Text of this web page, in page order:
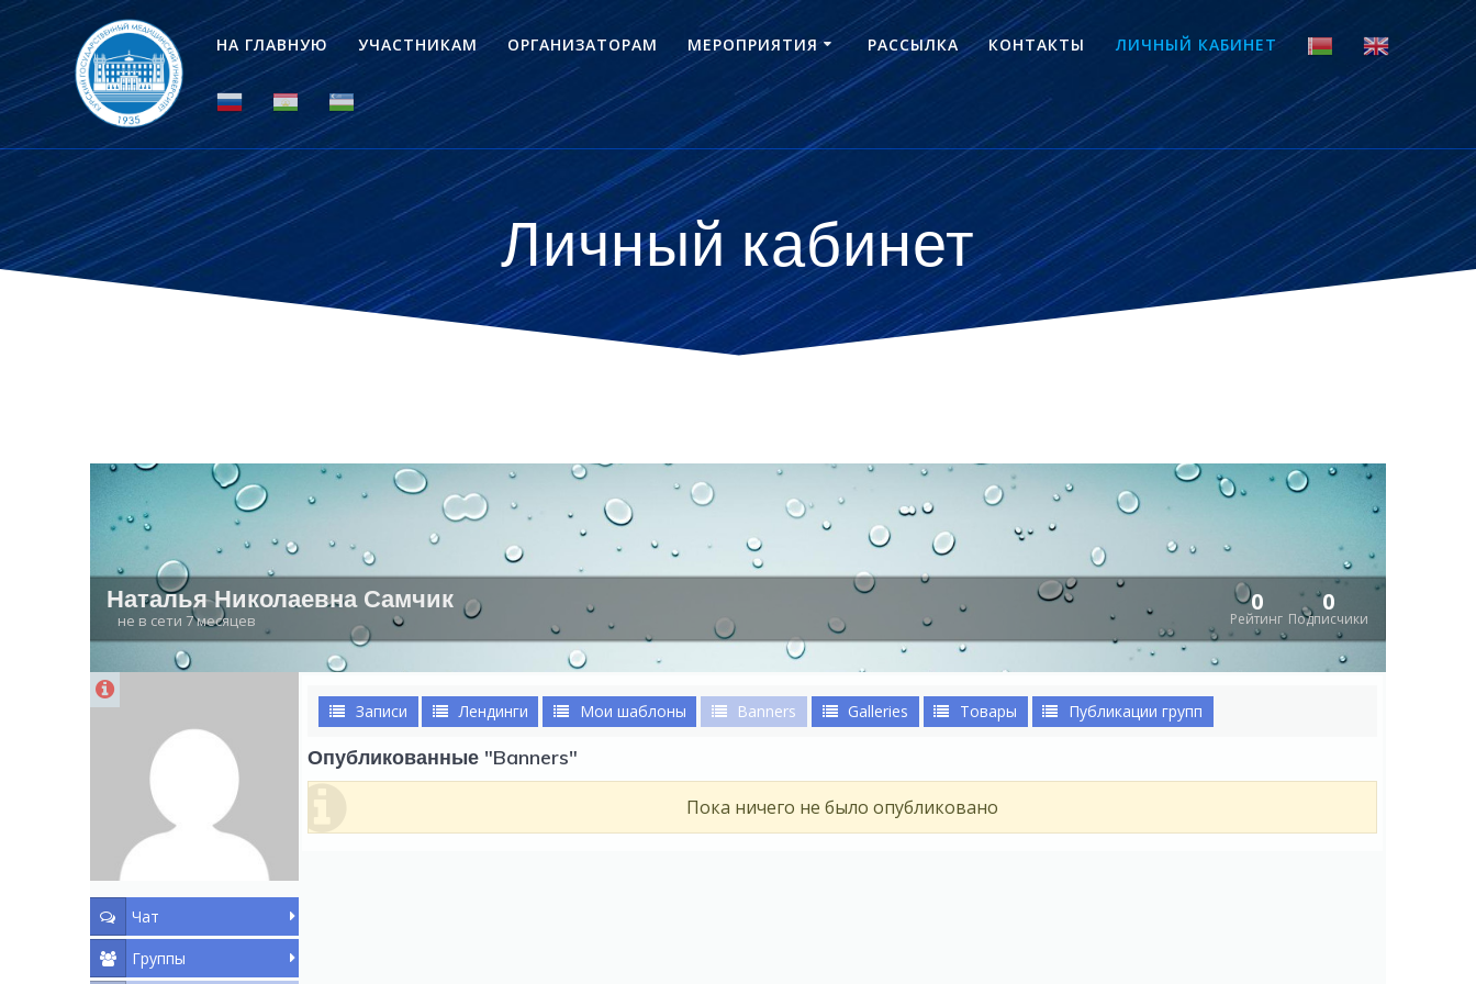
НА ГЛАВНУЮ УЧАСТНИКАМ ОРГАНИЗАТОРАМ МЕРОПРИЯТИЯ РАССЫЛКА КОНТАКТЫ ЛИЧНЫЙ КАБИНЕТ
Личный кабинет
Наталья Николаевна Самчик
не в сети 7 месяцев Рейтинг
0
Подписчики
0
Чат
Группы
Записи Лендинги Мои шаблоны Banners Galleries Товары Публикации групп
Опубликованные "Banners"
Пока ничего не было опубликовано